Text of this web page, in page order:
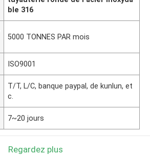
ble 316
5000 TONNES PAR mois
ISO9001
T/T, L/C, banque paypal, de kunlun, et
c.
7~20 jours
Regardez plus